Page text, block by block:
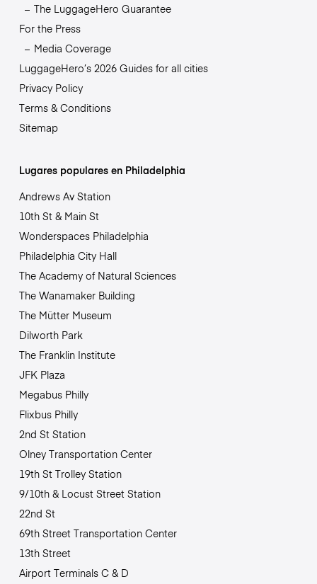
The LuggageHero Guarantee
For the Press
Media Coverage
LuggageHero’s 2026 Guides for all cities
Privacy Policy
Terms & Conditions
Sitemap
Lugares populares en Philadelphia
Andrews Av Station
10th St & Main St
Wonderspaces Philadelphia
Philadelphia City Hall
The Academy of Natural Sciences
The Wanamaker Building
The Mütter Museum
Dilworth Park
The Franklin Institute
JFK Plaza
Megabus Philly
Flixbus Philly
2nd St Station
Olney Transportation Center
19th St Trolley Station
9/10th & Locust Street Station
22nd St
69th Street Transportation Center
13th Street
Airport Terminals C & D